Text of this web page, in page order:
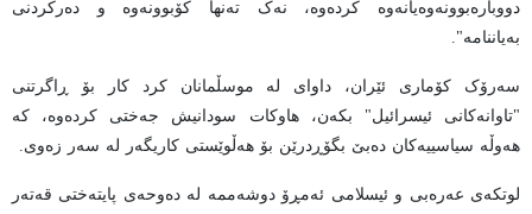
دووبارەبوونەوەیانەوە کردەوە، نەک تەنها کۆبوونەوە و دەرکردنی
بەیاننامە".
سەرۆک کۆماری ئێران، داوای لە موسڵمانان کرد کار بۆ ڕاگرتنی
"تاوانەکانی ئیسرائیل" بکەن، هاوکات سودانیش جەختی کردەوە، کە
هەوڵە سیاسییەکان دەبێ بگۆڕدرێن بۆ هەڵوێستی کاریگەر لە سەر زەوی.
لوتکەی عەرەبی و ئیسلامی ئەمڕۆ دوشەممە لە دەوحەی پایتەختی قەتەر